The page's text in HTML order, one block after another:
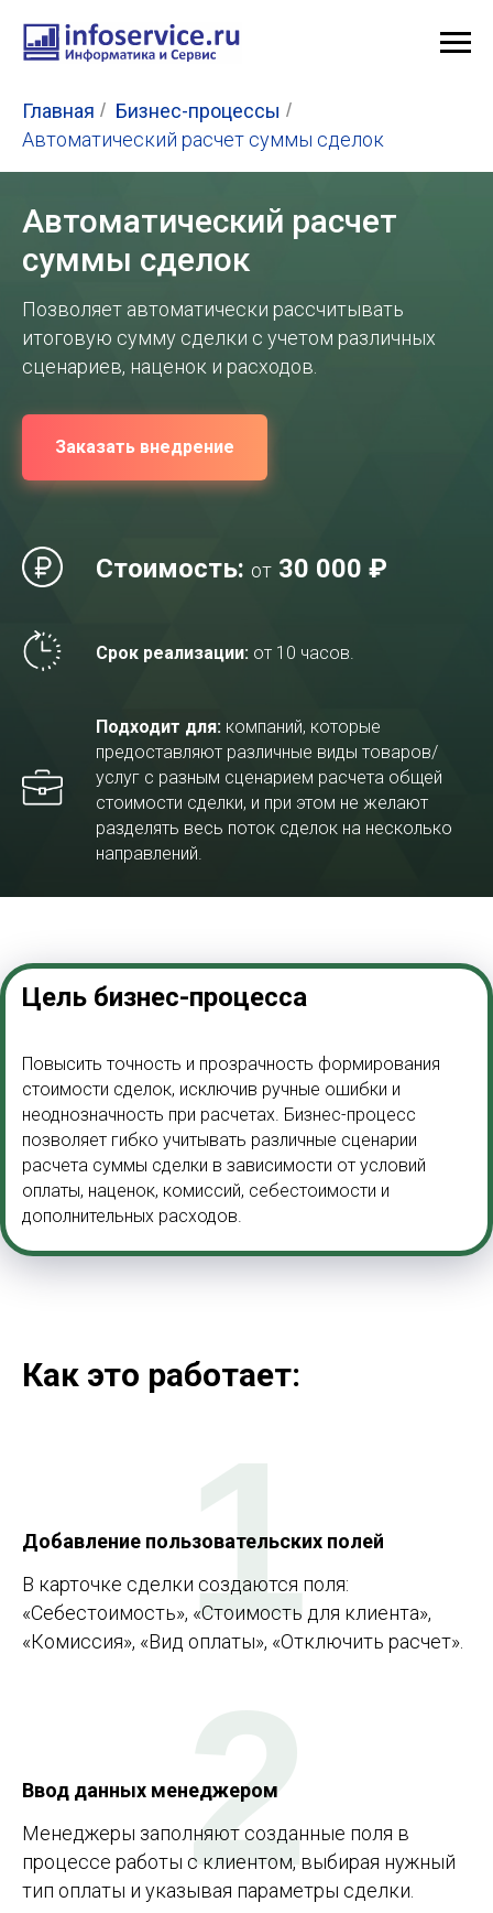
Главная / Бизнес-процессы /
Автоматический расчет суммы сделок
Автоматический расчет
суммы сделок
Позволяет автоматически рассчитывать
итоговую сумму сделки с учетом различных
сценариев, наценок и расходов.
Заказать внедрение
Стоимость: от 30 000 ₽
Срок реализации: от 10 часов.
Подходит для: компаний, которые
предоставляют различные виды товаров/
услуг с разным сценарием расчета общей
стоимости сделки, и при этом не желают
разделять весь поток сделок на несколько
направлений.
Цель бизнес-процесса
Повысить точность и прозрачность формирования
стоимости сделок, исключив ручные ошибки и
неоднозначность при расчетах. Бизнес-процесс
позволяет гибко учитывать различные сценарии
расчета суммы сделки в зависимости от условий
оплаты, наценок, комиссий, себестоимости и
дополнительных расходов.
Как это работает:
Добавление пользовательских полей
В карточке сделки создаются поля:
«Себестоимость», «Стоимость для клиента»,
«Комиссия», «Вид оплаты», «Отключить расчет».
1
Ввод данных менеджером
Менеджеры заполняют созданные поля в
процессе работы с клиентом, выбирая нужный
тип оплаты и указывая параметры сделки.
2